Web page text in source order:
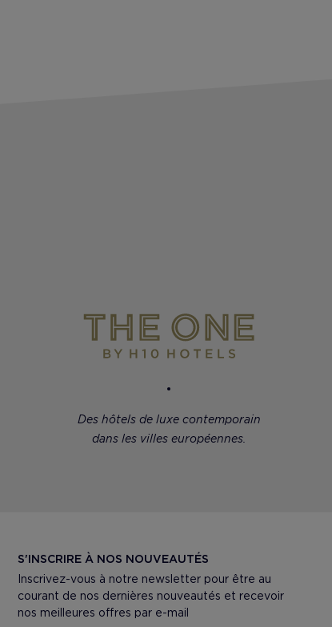
Des hôtels de luxe contemporain
dans les villes européennes.
S'INSCRIRE À NOS NOUVEAUTÉS
Inscrivez-vous à notre newsletter pour être au
courant de nos dernières nouveautés et recevoir
nos meilleures offres par e-mail